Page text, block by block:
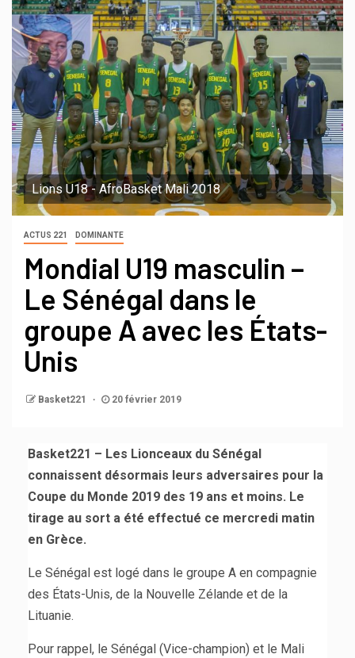
Lions U18 - AfroBasket Mali 2018
ACTUS 221 DOMINANTE
Mondial U19 masculin –
Le Sénégal dans le
groupe A avec les États-
Unis
Basket221 20 février 2019
Basket221 – Les Lionceaux du Sénégal
connaissent désormais leurs adversaires pour la
Coupe du Monde 2019 des 19 ans et moins. Le
tirage au sort a été effectué ce mercredi matin
en Grèce.
Le Sénégal est logé dans le groupe A en compagnie
des États-Unis, de la Nouvelle Zélande et de la
Lituanie.
Pour rappel, le Sénégal (Vice-champion) et le Mali